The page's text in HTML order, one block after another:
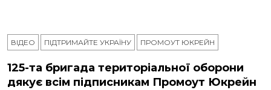
ВІДЕО ПІДТРИМАЙТЕ УКРАЇНУ ПРОМОУТ ЮКРЕЙН
125-та бригада територіальної оборони
дякує всім підписникам Промоут Юкрейн